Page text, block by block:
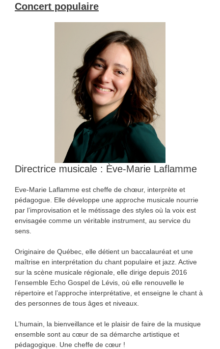
Concert populaire
Directrice musicale : Ève-Marie Laflamme
Eve-Marie Laflamme est cheffe de chœur, interprète et
pédagogue. Elle développe une approche musicale nourrie
par l’improvisation et le métissage des styles où la voix est
envisagée comme un véritable instrument, au service du
sens.
Originaire de Québec, elle détient un baccalauréat et une
maîtrise en interprétation du chant populaire et jazz. Active
sur la scène musicale régionale, elle dirige depuis 2016
l’ensemble Echo Gospel de Lévis, où elle renouvelle le
répertoire et l’approche interprétative, et enseigne le chant à
des personnes de tous âges et niveaux.
L’humain, la bienveillance et le plaisir de faire de la musique
ensemble sont au cœur de sa démarche artistique et
pédagogique. Une cheffe de cœur !